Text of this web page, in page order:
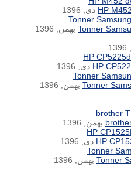
دی, 1396
بهمن, 1396
دی, 1396
بهمن, 1396
بهمن, 1396
دی, 1396
بهمن, 1396